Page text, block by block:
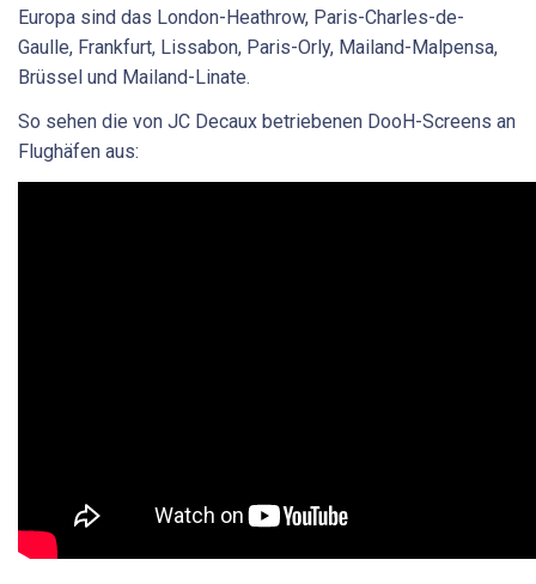
Europa sind das London-Heathrow, Paris-Charles-de-
Gaulle, Frankfurt, Lissabon, Paris-Orly, Mailand-Malpensa,
Brüssel und Mailand-Linate.
So sehen die von JC Decaux betriebenen DooH-Screens an
Flughäfen aus: